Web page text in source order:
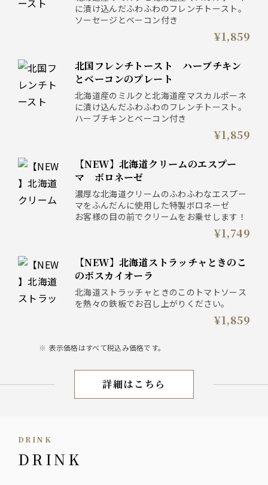
に漬け込んだふわふわのフレンチトースト。
ソーセージとベーコン付き
¥1,859
北国フレンチトースト ハーブチキン
とベーコンのプレート
北海道産のミルクと北海道産マスカルポーネ
に漬け込んだふわふわのフレンチトースト。
ハーブチキンとベーコン付き
¥1,859
【NEW】北海道クリームのエスプー
マ ボロネーゼ
濃厚な北海道クリームのふわふわなエスプー
マをふんだんに使用した特製ボロネーゼ
お客様の目の前でクリームをお乗せします！
¥1,749
【NEW】北海道ストラッチャときのこ
のボスカイオーラ
北海道ストラッチャときのこのトマトソース
を熱々の鉄板でお召し上がりください。
¥1,859
表示価格はすべて税込み価格です。
LUNCH
詳細はこちら
DRINK
DRINK